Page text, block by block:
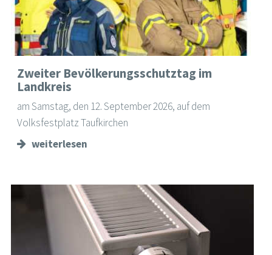
Zweiter Bevölkerungsschutztag im
Landkreis
am Samstag, den 12. September 2026, auf dem
Volksfestplatz Taufkirchen
weiterlesen